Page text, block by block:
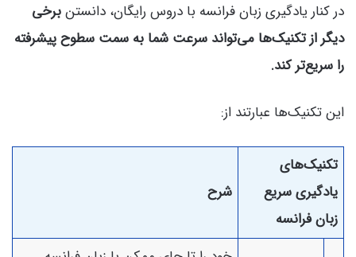
در کنار یادگیری زبان فرانسه با دروس رایگان، دانستنبرخی
دیگر از تکنیک‌ها می‌تواند سرعت شما به سمت سطوح پیشرفته
را سریع‌تر کند.
این تکنیک‌ها عبارتند از:
تکنیک‌های
یادگیری سریع
زبان فرانسه
شرح